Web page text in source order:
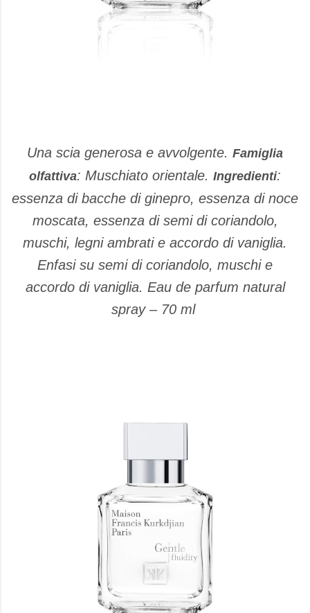
Una scia generosa e avvolgente. Famiglia
olfattiva: Muschiato orientale. Ingredienti:
essenza di bacche di ginepro, essenza di noce
moscata, essenza di semi di coriandolo,
muschi, legni ambrati e accordo di vaniglia.
Enfasi su semi di coriandolo, muschi e
accordo di vaniglia. Eau de parfum natural
spray – 70 ml